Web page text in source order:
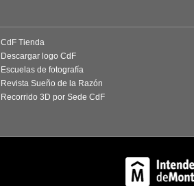
CdF Tienda
Descargar logo CdF
Escuelas de fotografía
Revista Sueño de la Razón
Recorrido 3D por Sede CdF